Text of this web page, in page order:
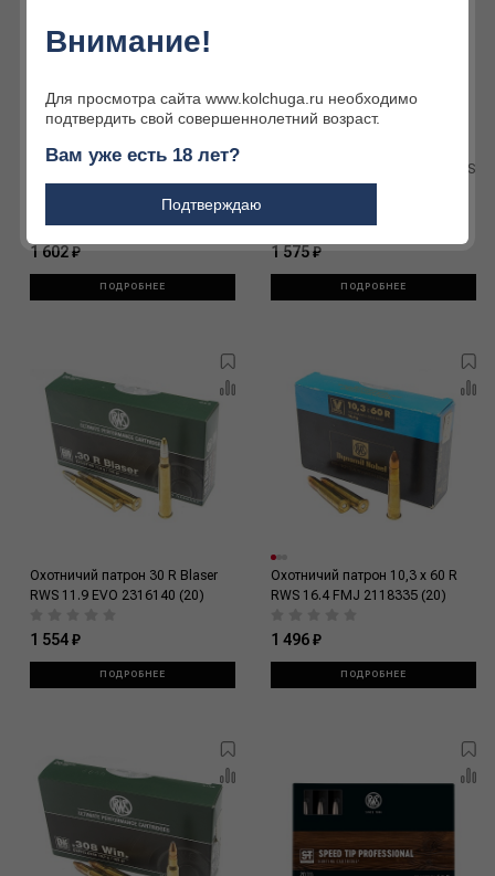
Охотничий патрон 8 x 68 S RWS
1 602 ₽
ПОДРОБНЕЕ
Охотничий патрон 308 Win. RWS
1 575 ₽
ПОДРОБНЕЕ
Охотничий патрон 30 R Blaser
RWS 11.9 EVO 2316140 (20)
1 554 ₽
ПОДРОБНЕЕ
Охотничий патрон 10,3 x 60 R
RWS 16.4 FMJ 2118335 (20)
1 496 ₽
ПОДРОБНЕЕ
Внимание!
Для просмотра сайта www.kolchuga.ru необходимо
подтвердить свой совершеннолетний возраст.
Вам уже есть 18 лет?
Подтверждаю